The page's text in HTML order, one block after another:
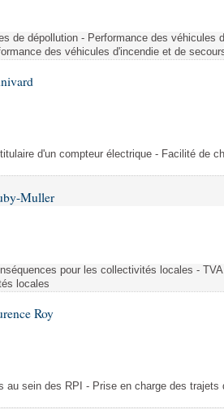
de dépollution - Performance des véhicules
des véhicules d'incendie et de
d'un compteur électrique - Facilité de
Muller
pour les collectivités locales - TVA
locales
Roy
au sein des RPI - Prise en charge des trajets